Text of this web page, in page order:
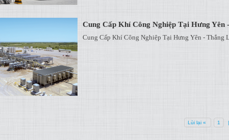
Cung Cấp Khí Công Nghiệp Tại Hưng Yên
Cung Cấp Khí Công Nghiệp Tại Hưng Yên - Thắng
Lùi lại « 1 |